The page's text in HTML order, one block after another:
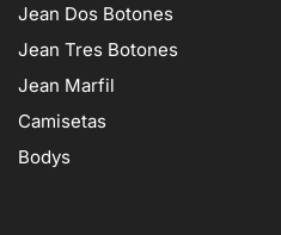
Jean Dos Botones
Jean Tres Botones
Jean Marfil
Camisetas
Bodys